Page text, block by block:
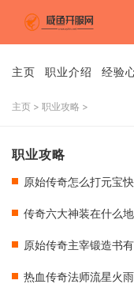
主页 职业介绍 经验
主页 > 职业攻略 >
职业攻略
原始传奇怎么打元宝快
传奇六大神装在什么
原始传奇主宰锻造书
热血传奇法师流星火